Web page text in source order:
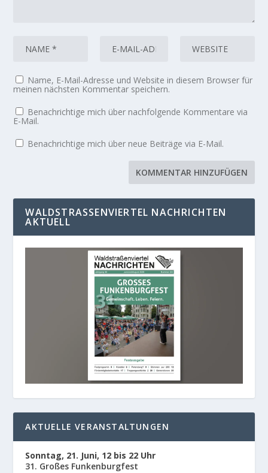
Name, E-Mail-Adresse und Website in diesem Browser für
meinen nächsten Kommentar speichern.
Benachrichtige mich über nachfolgende Kommentare via
E-Mail.
Benachrichtige mich über neue Beiträge via E-Mail.
WALDSTRASSENVIERTEL NACHRICHTEN A
KTUELL
AKTUELLE VERANSTALTUNGEN
Sonntag, 21. Juni, 12 bis 22 Uhr
31. Großes Funkenburgfest